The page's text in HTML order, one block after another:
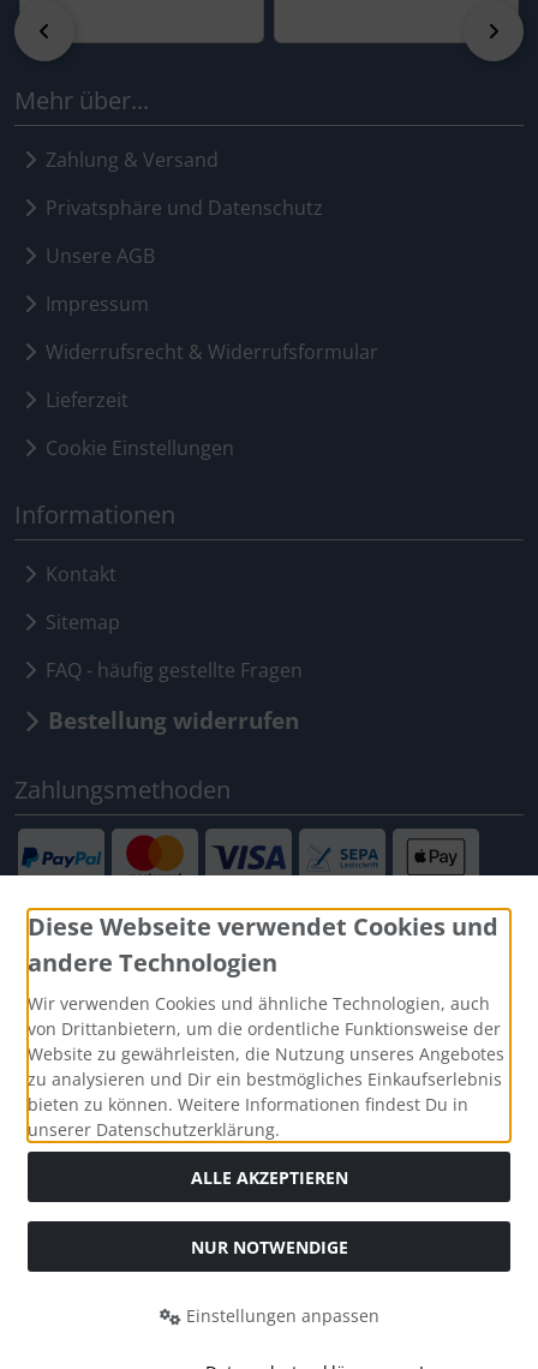
vor
Mehr über...
Zahlung & Versand
Privatsphäre und Datenschutz
Unsere AGB
Impressum
Widerrufsrecht & Widerrufsformular
Lieferzeit
Cookie Einstellungen
Informationen
Kontakt
Sitemap
FAQ - häufig gestellte Fragen
Bestellung widerrufen
Zahlungsmethoden
Social Media
Alle Preise inkl. gesetzl. MwSt. zzgl.Versandkosten. Die
bei Knautschmops.de.
Diese Webseite verwendet Cookies und
andere Technologien
Wir verwenden Cookies und ähnliche Technologien, auch
von Drittanbietern, um die ordentliche Funktionsweise der
Website zu gewährleisten, die Nutzung unseres Angebotes
zu analysieren und Dir ein bestmögliches Einkaufserlebnis
bieten zu können. Weitere Informationen findest Du in
unserer Datenschutzerklärung.
ALLE AKZEPTIEREN
NUR NOTWENDIGE
Einstellungen anpassen